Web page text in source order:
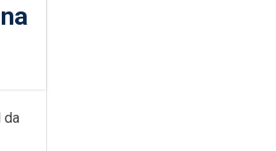
da